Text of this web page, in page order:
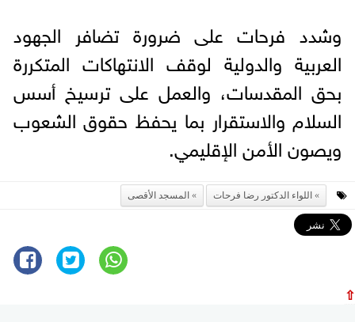
وشدد فرحات على ضرورة تضافر الجهود
العربية والدولية لوقف الانتهاكات المتكررة
بحق المقدسات، والعمل على ترسيخ أسس
السلام والاستقرار بما يحفظ حقوق الشعوب
ويصون الأمن الإقليمي.
اللواء الدكتور رضا فرحات المسجد الأقصى
⇧